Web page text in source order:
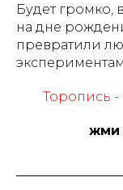
Будет громко,
на дне
превратили
Торопись -
жми